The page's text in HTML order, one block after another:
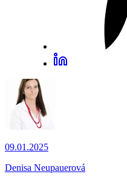
09.01.2025
Denisa Neupauerová